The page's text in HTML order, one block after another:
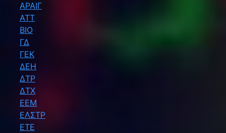
ΑΡΑΙΓ
ΑΤΤ
ΒΙΟ
ΓΔ
ΓΕΚ
ΔΕΗ
ΔΤΡ
ΔΤΧ
ΕΕΜ
ΕΛΣΤΡ
ΕΤΕ